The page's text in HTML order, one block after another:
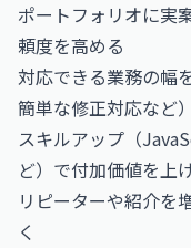
ポートフォリオに実
頼度を高める
対応できる業務の幅
簡単な修正対応など）
スキルアップ（
ど）で付加価値を上
リピーターや紹介を
く